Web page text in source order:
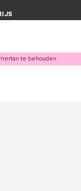
te behouden